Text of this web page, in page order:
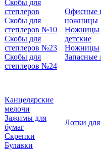
Скобы для
степлеров
Скобы для
степлеров №10
Скобы для
степлеров №23
Скобы для
степлеров №24
Офисные
ножницы
Ножницы
детские
Ножницы
Запасные
Канцелярские
мелочи
Зажимы для
бумаг
Скрепки
Булавки
Лотки